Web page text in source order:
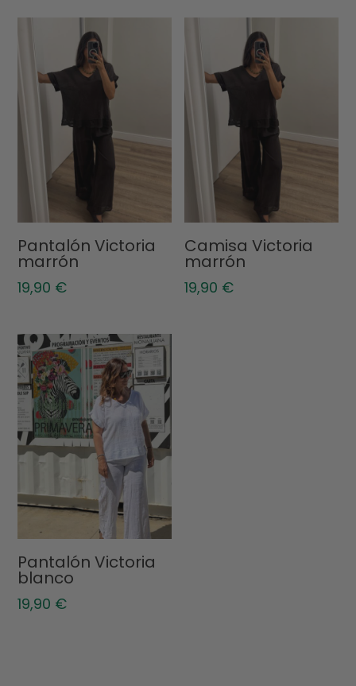
Pantalón Victoria
marrón
19,90 €
Camisa Victoria
marrón
19,90 €
Pantalón Victoria
blanco
19,90 €